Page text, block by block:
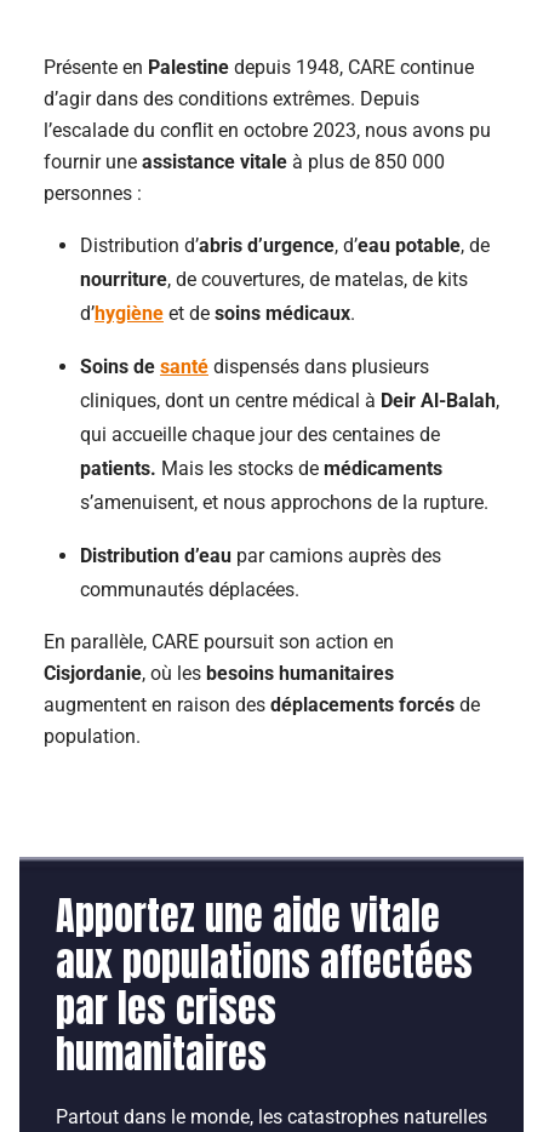
Présente en Palestine depuis 1948, CARE continue
d’agir dans des conditions extrêmes. Depuis
l’escalade du conflit en octobre 2023, nous avons pu
fournir une assistance vitale à plus de 850 000
personnes :
Distribution d’abris d’urgence, d’eau potable, de
nourriture, de couvertures, de matelas, de kits
d’hygiène et de soins médicaux.
Soins de santé dispensés dans plusieurs
cliniques, dont un centre médical à Deir Al-Balah,
qui accueille chaque jour des centaines de
patients. Mais les stocks de médicaments
s’amenuisent, et nous approchons de la rupture.
Distribution d’eau par camions auprès des
communautés déplacées.
En parallèle, CARE poursuit son action en
Cisjordanie, où les besoins humanitaires
augmentent en raison des déplacements forcés de
population.
Apportez une aide vitale
aux populations affectées
par les crises
humanitaires
Partout dans le monde, les catastrophes naturelles